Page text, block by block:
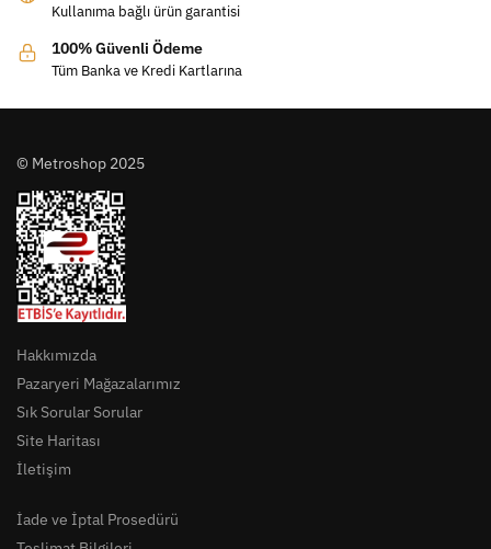
Kullanıma bağlı ürün garantisi
100% Güvenli Ödeme
Tüm Banka ve Kredi Kartlarına
© Metroshop 2025
Hakkımızda
Pazaryeri Mağazalarımız
Sık Sorular Sorular
Site Haritası
İletişim
İade ve İptal Prosedürü